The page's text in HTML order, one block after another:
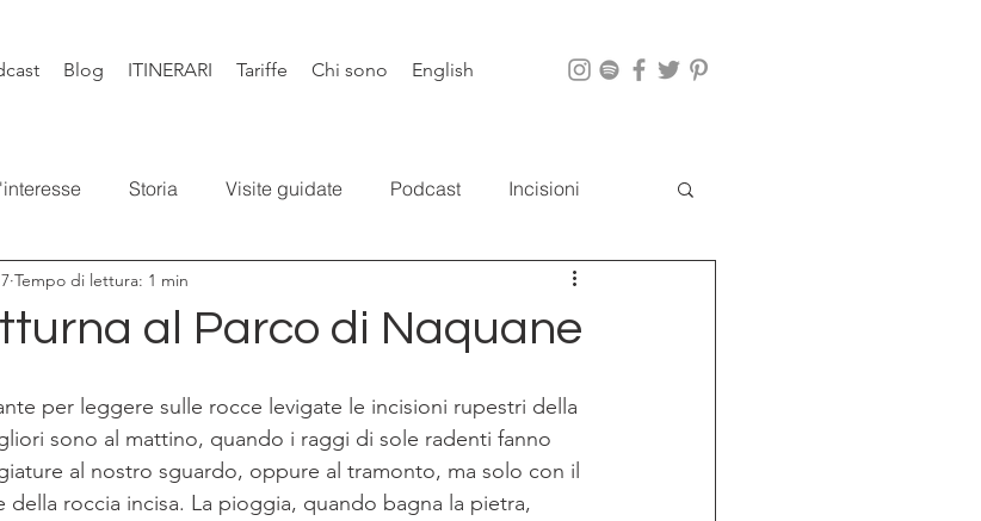
Blog ITINERARI Tariffe Chi sono English
Storia Visite guidate Podcast Incisioni
Santi e Bibbia
al Parco di Naquane
Tempo di lettura: 1 min
per leggere sulle rocce levigate le incisioni rupestri della
sono al mattino, quando i raggi di sole radenti fanno
al nostro sguardo, oppure al tramonto, ma solo con il
della roccia incisa. La pioggia, quando bagna la pietra,